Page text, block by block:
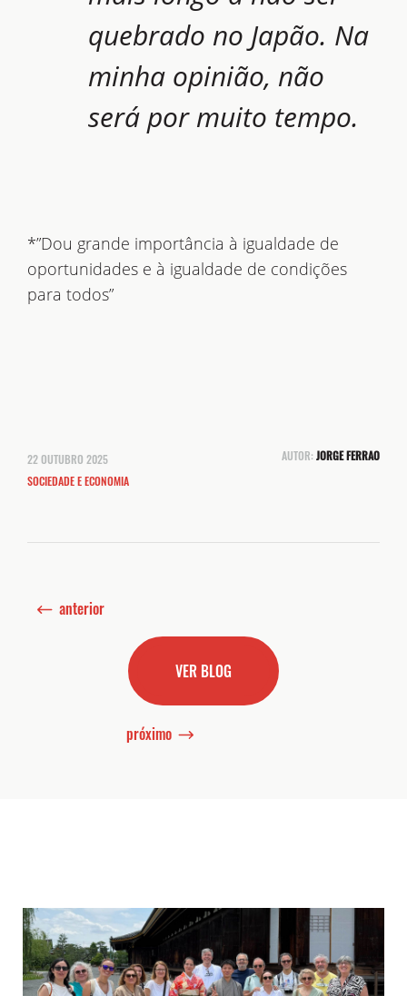
quebrado no Japão. Na
minha opinião, não
será por muito tempo.
*”Dou grande importância à igualdade de
oportunidades e à igualdade de condições
para todos”
22 OUTUBRO 2025
SOCIEDADE E ECONOMIA
AUTOR: JORGE FERRAO
anterior
VER BLOG
próximo